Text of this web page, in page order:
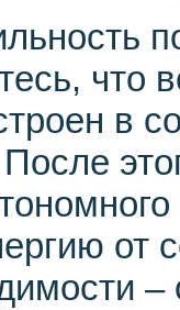
что
в
от
–